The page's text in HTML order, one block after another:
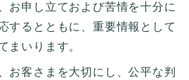
お申し立ておよび苦情を十分に
するとともに、重要情報として
まいります。
お客さまを大切にし、公平な判